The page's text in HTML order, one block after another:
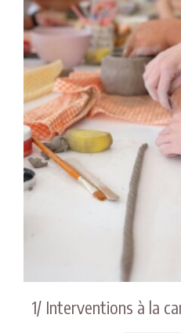
1/ Interventions à la